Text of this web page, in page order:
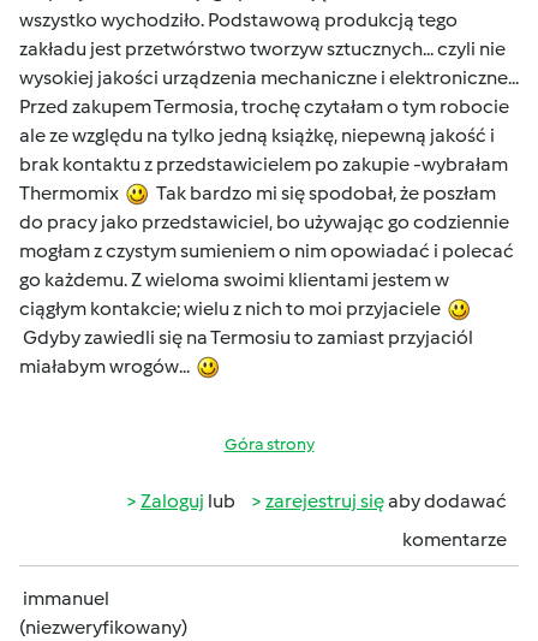
wszystko wychodziło. Podstawową produkcją tego
zakładu jest przetwórstwo tworzyw sztucznych... czyli nie
wysokiej jakości urządzenia mechaniczne i elektroniczne...
Przed zakupem Termosia, trochę czytałam o tym robocie
ale ze względu na tylko jedną książkę, niepewną jakość i
brak kontaktu z przedstawicielem po zakupie -wybrałam
Thermomix
Tak bardzo mi się spodobał, że poszłam
do pracy jako przedstawiciel, bo używając go codziennie
mogłam z czystym sumieniem o nim opowiadać i polecać
go każdemu. Z wieloma swoimi klientami jestem w
ciągłym kontakcie; wielu z nich to moi przyjaciele
Gdyby zawiedli się na Termosiu to zamiast przyjaciól
miałabym wrogów...
Góra strony
Zaloguj lub zarejestruj sięaby dodawać
komentarze
immanuel
(niezweryfikowany)